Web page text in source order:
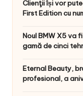
Clienţii își vor
First Edition cu
Noul BMW X5 va
gamă de cinci
Eternal Beauty,
profesional, a